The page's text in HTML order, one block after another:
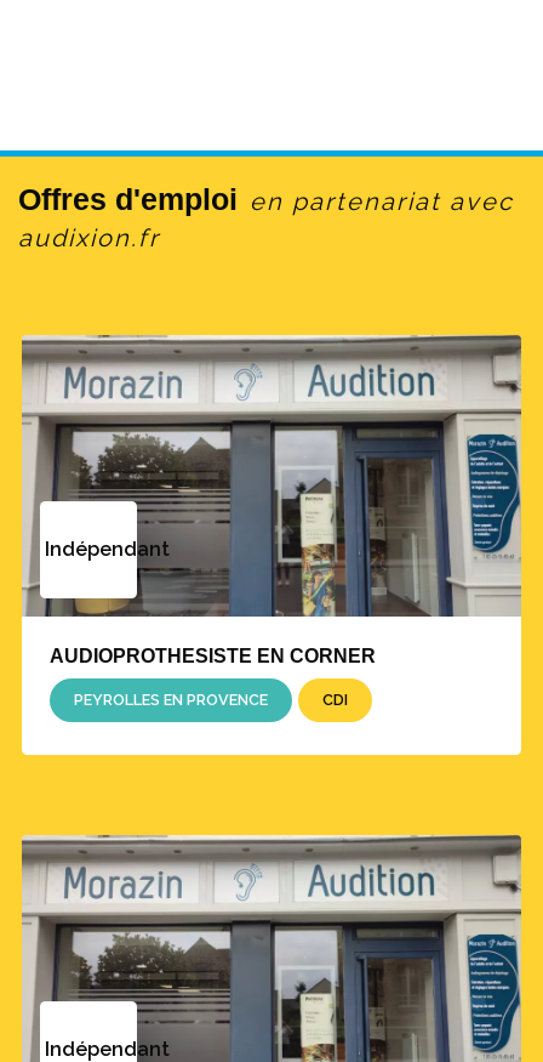
Offres d'emploi en partenariat avec
audixion.fr
Indépendant
AUDIOPROTHESISTE EN CORNER
PEYROLLES EN PROVENCE CDI
Indépendant